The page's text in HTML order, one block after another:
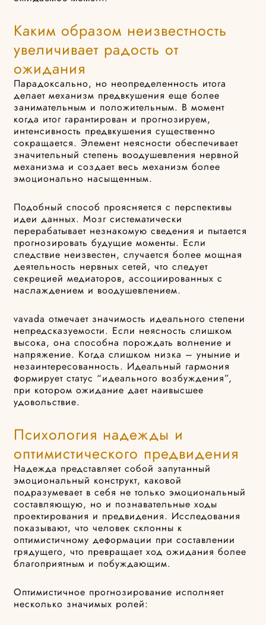
Каким образом неизвестность
увеличивает радость от
ожидания
Парадоксально, но неопределенность итога
делает механизм предвкушения еще более
занимательным и положительным. В момент
когда итог гарантирован и прогнозируем,
интенсивность предвкушения существенно
сокращается. Элемент неясности обеспечивает
значительный степень воодушевления нервной
механизма и создает весь механизм более
эмоционально насыщенным.
Подобный способ проясняется с перспективы
идеи данных. Мозг систематически
перерабатывает незнакомую сведения и пытается
прогнозировать будущие моменты. Если
следствие неизвестен, случается более мощная
деятельность нервных сетей, что следует
секрецией медиаторов, ассоциированных с
наслаждением и воодушевлением.
vavada отмечает значимость идеального степени
непредсказуемости. Если неясность слишком
высока, она способна порождать волнение и
напряжение. Когда слишком низка – уныние и
незаинтересованность. Идеальный гармония
формирует статус “идеального возбуждения”,
при котором ожидание дает наивысшее
удовольствие.
Психология надежды и
оптимистического предвидения
Надежда представляет собой запутанный
эмоциональный конструкт, каковой
подразумевает в себя не только эмоциональный
составляющую, но и познавательные ходы
проектирования и предвидения. Исследования
показывают, что человек склонны к
оптимистичному деформации при составлении
грядущего, что превращает ход ожидания более
благоприятным и побуждающим.
Оптимистичное прогнозирование исполняет
несколько значимых ролей: